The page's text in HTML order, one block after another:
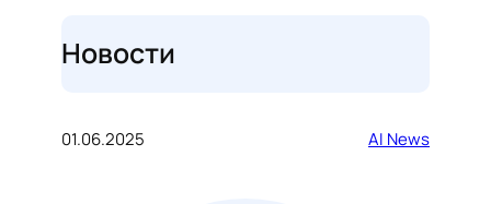
Новости
01.06.2025 AI News